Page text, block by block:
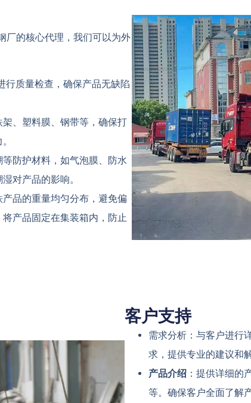
厂的核心代理，我们可以为外
行质量检查，确保产品无缺陷
架、塑料膜、钢带等，确保打
防护材料，如气泡膜、防水
对产品的影响。
品的重量均匀分布，避免偏
产品固定在集装箱内，防止
客户支持
需求分析：与客户进行
求，提供专业的建议和
产品介绍 ：提供详细的
等。确保客户全面了解